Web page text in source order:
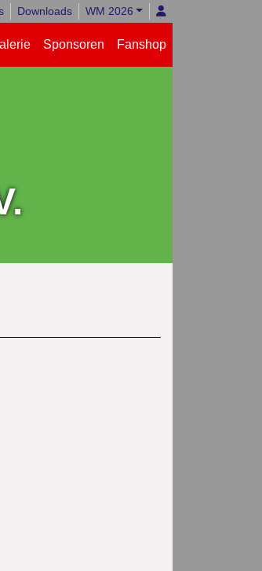
Downloads WM 2026
Sponsoren Fanshop